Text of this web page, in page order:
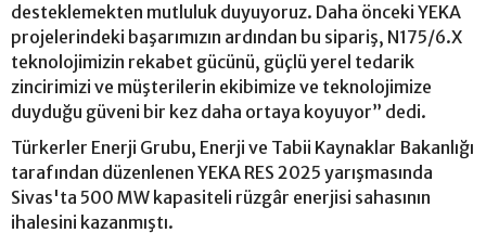
desteklemekten mutluluk duyuyoruz. Daha önceki YEKA
projelerindeki başarımızın ardından bu sipariş, N175/6.X
teknolojimizin rekabet gücünü, güçlü yerel tedarik
zincirimizi ve müşterilerin ekibimize ve teknolojimize
duyduğu güveni bir kez daha ortaya koyuyor” dedi.
Türkerler Enerji Grubu, Enerji ve Tabii Kaynaklar Bakanlığı
tarafından düzenlenen YEKA RES 2025 yarışmasında
Sivas'ta 500 MW kapasiteli rüzgâr enerjisi sahasının
ihalesini kazanmıştı.